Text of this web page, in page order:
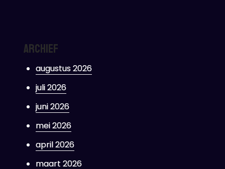
Archief
augustus 2026
juli 2026
juni 2026
mei 2026
april 2026
maart 2026